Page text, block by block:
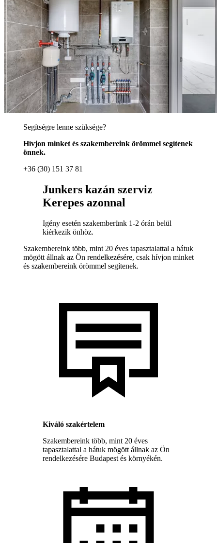
Segítségre lenne szüksége?
Hívjon minket és szakembereink örömmel segítenek
önnek.
+36 (30) 151 37 81
Junkers kazán szerviz
Kerepes azonnal
Igény esetén szakemberünk 1-2 órán belül
kiérkezik önhöz.
Szakembereink több, mint 20 éves tapasztalattal a hátuk
mögött állnak az Ön rendelkezésére, csak hívjon minket
és szakembereink örömmel segítenek.
Kiváló szakértelem
Szakembereink több, mint 20 éves
tapasztalattal a hátuk mögött állnak az Ön
rendelkezésére Budapest és környékén.